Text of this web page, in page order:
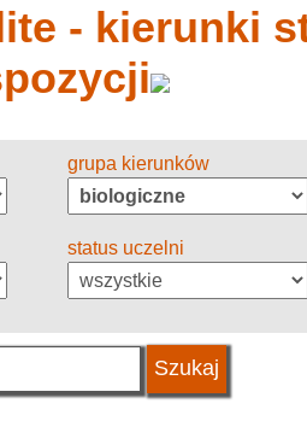
- kierunki
grupa kierunków
status uczelni